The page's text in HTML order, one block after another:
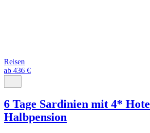
Reisen
ab 436 €
6 Tage Sardinien mit 4*
Halbpension